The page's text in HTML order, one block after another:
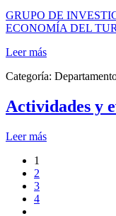
GRUPO DE
ECONOMÍA DEL
Leer más
Categoría:
Actividades y
Leer más
1
2
3
4